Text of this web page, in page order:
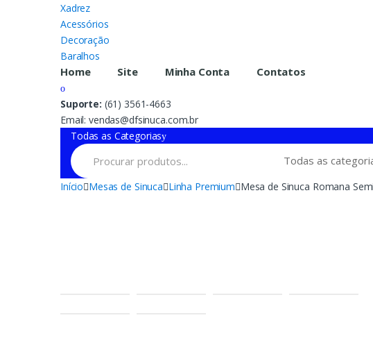
Xadrez
Acessórios
Decoração
Baralhos
Home Site Minha Conta Contatos
Suporte: (61) 3561-4663
Email: vendas@dfsinuca.com.br
Todas as Categorias
Início Mesas de Sinuca Linha Premium Mesa de Sinuca Romana